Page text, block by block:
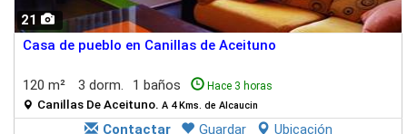
21
Casa de pueblo en Canillas de Aceituno
120 m² 3 dorm. 1 baños Hace 3 horas
Canillas De Aceituno. A 4 Kms. de Alcaucin
Contactar Guardar Ubicación